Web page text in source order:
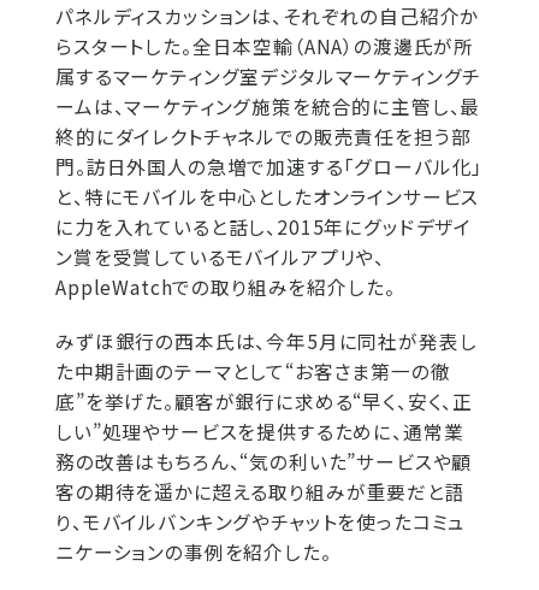
パネルディスカッションは、それぞれの自己紹介か
らスタートした。全日本空輸（ANA）の渡邊氏が所
属するマーケティング室デジタルマーケティングチ
ームは、マーケティング施策を統合的に主管し、最
終的にダイレクトチャネルでの販売責任を担う部
門。訪日外国人の急増で加速する「グローバル化」
と、特にモバイルを中心としたオンラインサービス
に力を入れていると話し、2015年にグッドデザイ
ン賞を受賞しているモバイルアプリや、
AppleWatchでの取り組みを紹介した。
みずほ銀行の西本氏は、今年5月に同社が発表し
た中期計画のテーマとして“お客さま第一の徹
底”を挙げた。顧客が銀行に求める“早く、安く、正
しい”処理やサービスを提供するために、通常業
務の改善はもちろん、“気の利いた”サービスや顧
客の期待を遥かに超える取り組みが重要だと語
り、モバイルバンキングやチャットを使ったコミュ
ニケーションの事例を紹介した。